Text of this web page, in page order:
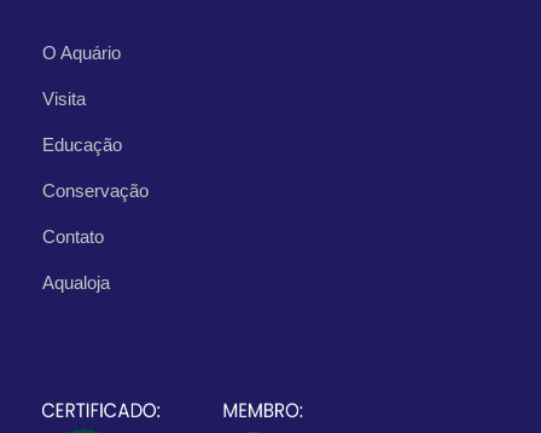
O Aquário
Visita
Educação
Conservação
Contato
Aqualoja